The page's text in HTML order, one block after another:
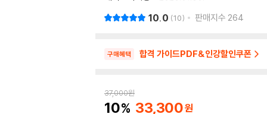
10.0 10 판매지수 264
구매혜택 합격 가이드PDF&인강할인쿠폰
37,000원
10 33,300